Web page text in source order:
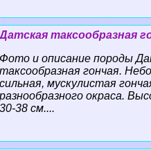
Датская таксообразная
Фото и описание породы
таксообразная гончая.
сильная, мускулистая
разнообразного окраса.
30-38 см....